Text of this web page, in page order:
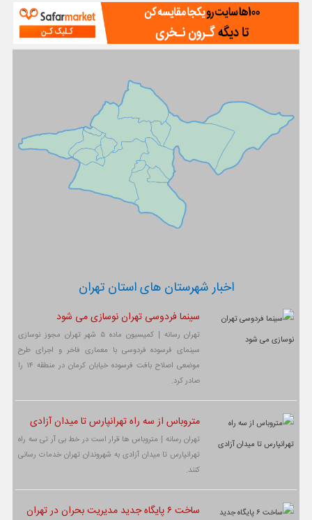
اخبار شهرستان های استان تهران
سینما فردوسی تهران نوسازی می شود
تهران رسانه | کمیسیون ماده ۵ شهر تهران مجوز نوسازی
سینمای فرسوده فردوسی با معماری فاخر و اجرای طرح
موضعی اصلاح بافت فرسوده خیابان کرمان در منطقه ۱۴ را
صادر کرد.
متروباس از سه راه تهرانپارس تا میدان آزادی
تهران رسانه | متروباس ها قرار است در خط بی آر تی سه راه
تهرانپارس تا میدان آزادی به شهروندان تهران خدمات رسانی
کنند.
ساخت ۶ پایگاه جدید مدیریت بحران در تهران